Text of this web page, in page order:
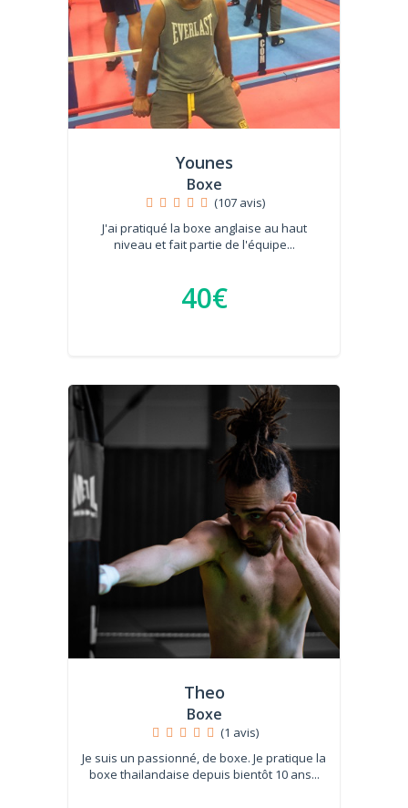
Younes
Boxe
(107 avis)
J'ai pratiqué la boxe anglaise au haut
niveau et fait partie de l'équipe...
40€
Theo
Boxe
(1 avis)
Je suis un passionné, de boxe. Je pratique la
boxe thailandaise depuis bientôt 10 ans...